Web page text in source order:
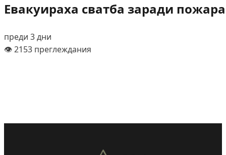
Евакуираха сватба заради
преди 3 дни
👁️ 2153 преглеждания